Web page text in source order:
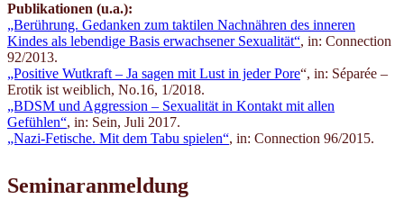
Publikationen (u.a.):
„Berührung. Gedanken zum taktilen Nachnähren des inneren
Kindes als lebendige Basis erwachsener Sexualität“, in: Connection
92/2013.
„Positive Wutkraft – Ja sagen mit Lust in jeder Pore“, in: Séparée –
Erotik ist weiblich, No.16, 1/2018.
„BDSM und Aggression – Sexualität in Kontakt mit allen
Gefühlen“, in: Sein, Juli 2017.
„Nazi-Fetische. Mit dem Tabu spielen“, in: Connection 96/2015.
Seminaranmeldung